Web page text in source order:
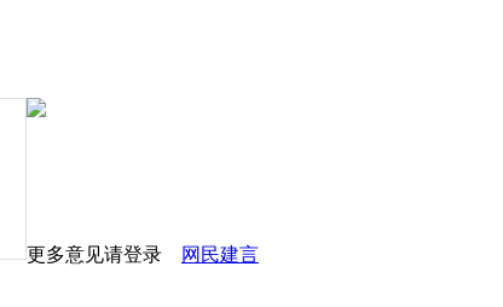
更多意见请登录 网民建言